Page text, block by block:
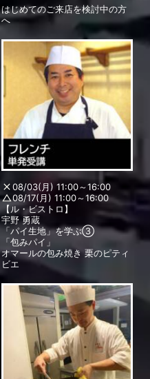
はじめてのご来店を検討中の方
へ
08/03(月) 11:00～16:00
08/17(月) 11:00～16:00
【ル・ビストロ】
宇野 勇蔵
「パイ生地」を学ぶ③
「包みパイ」
オマールの包み焼き 栗のピティ
ビエ